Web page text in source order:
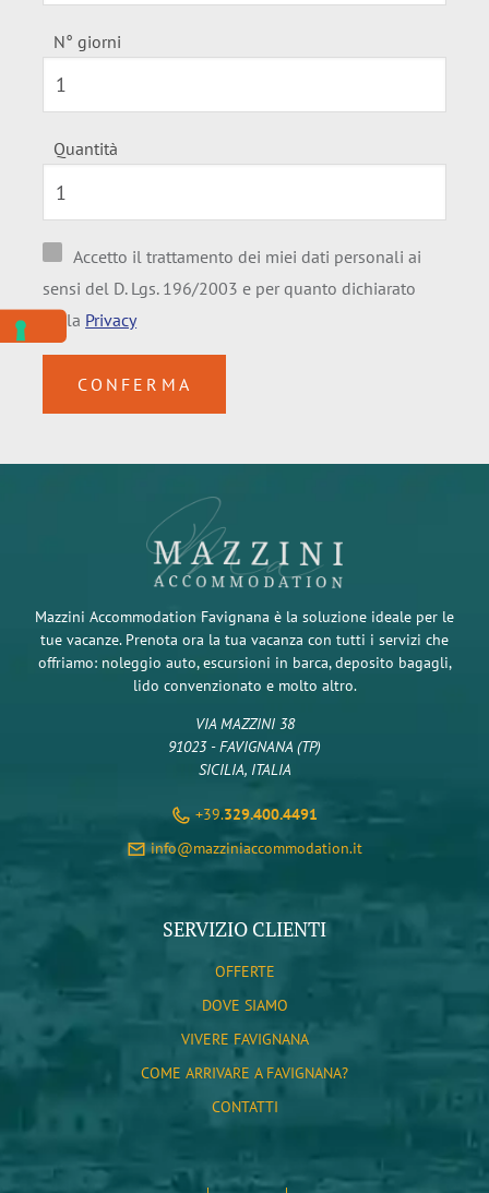
N° giorni
Quantità
Accetto il trattamento dei miei dati personali ai
sensi del D. Lgs. 196/2003 e per quanto dichiarato
nella Privacy
CONFERMA
Mazzini Accommodation Favignana è la soluzione ideale per le
tue vacanze. Prenota ora la tua vacanza con tutti i servizi che
offriamo: noleggio auto, escursioni in barca, deposito bagagli,
lido convenzionato e molto altro.
VIA MAZZINI 38
91023 - FAVIGNANA (TP)
SICILIA, ITALIA
+39.329.400.4491
info@mazziniaccommodation.it
SERVIZIO CLIENTI
OFFERTE
DOVE SIAMO
VIVERE FAVIGNANA
COME ARRIVARE A FAVIGNANA?
CONTATTI